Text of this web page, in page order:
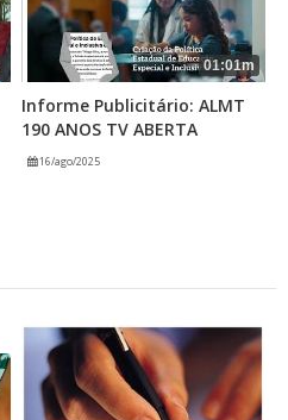
01:01m
Informe Publicitário: ALMT
190 ANOS TV ABERTA
16/ago/2025